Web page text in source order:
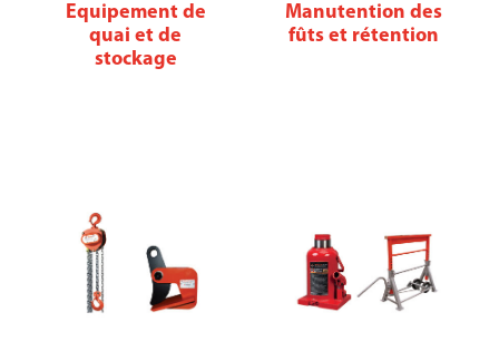
Equipement de
quai et de
stockage
Manutention des
fûts et rétention